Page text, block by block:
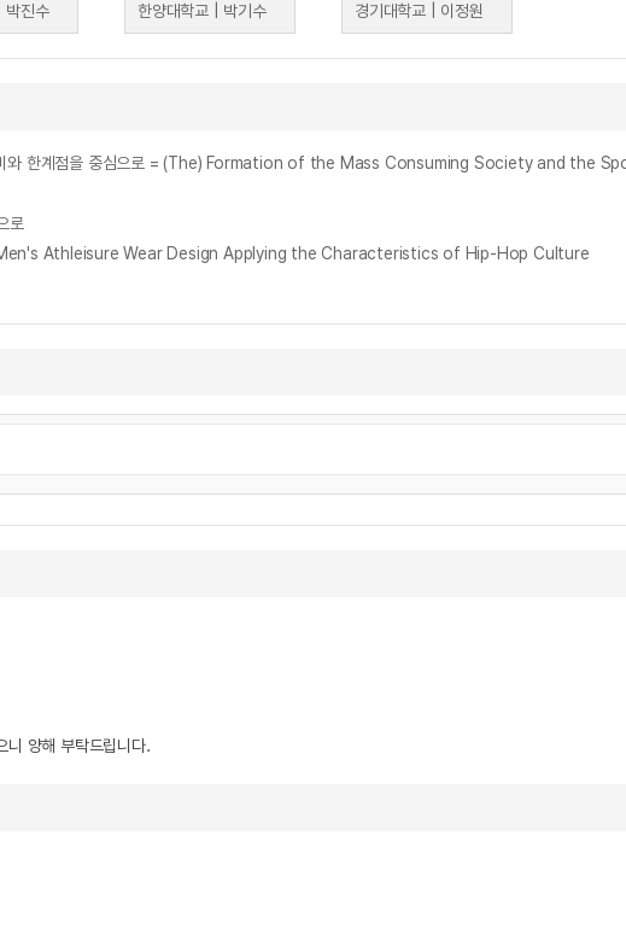
박진수
한양대학교 | 박기수
경기대학교 | 이정원
의미와 한계점을 중심으로 = (The) Formation of the Mass Consuming Society and
로
Men's Athleisure Wear Design Applying the Characteristics of Hip-Hop Culture
니 양해 부탁드립니다.